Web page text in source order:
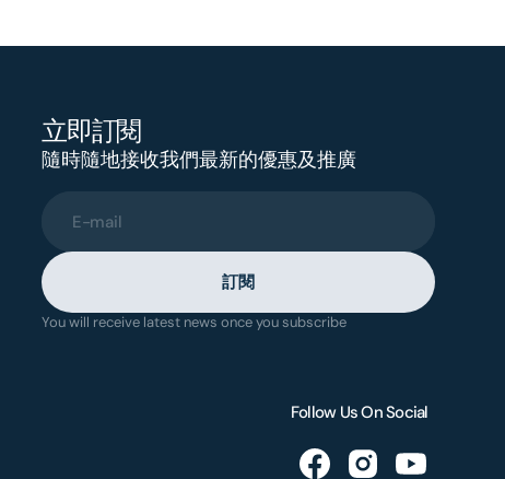
立即訂閱
隨時隨地接收我們最新的優惠及推廣
E-mail
訂閱
You will receive latest news once you subscribe
Follow Us On Social